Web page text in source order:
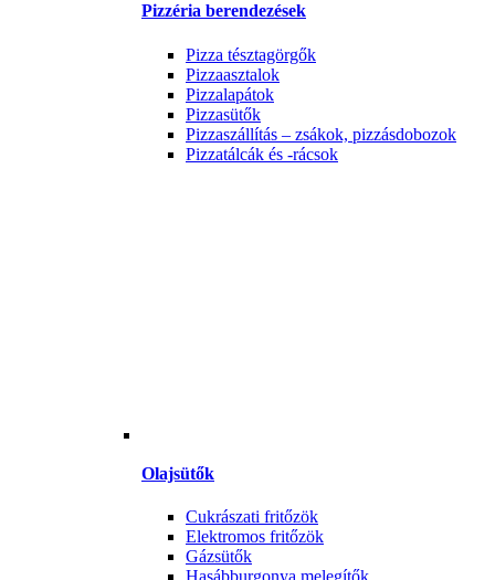
Pizzéria berendezések
Pizza tésztagörgők
Pizzaasztalok
Pizzalapátok
Pizzasütők
Pizzaszállítás – zsákok, pizzásdobozok
Pizzatálcák és -rácsok
Olajsütők
Cukrászati fritőzök
Elektromos fritőzök
Gázsütők